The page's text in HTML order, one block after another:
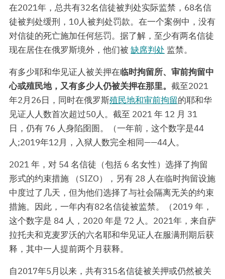
在2021年，总共有32名信徒被判处实际监禁，68名信
徒被判处缓刑，10人被判处罚款。在一个案例中，没有
对信徒的死亡施加任何惩罚。据了解，至少有两名信徒
现在居住在俄罗斯境外，他们被 缺席判处 监禁。
有多少耶和华见证人被关押在临时拘留所、审前拘留中
心或殖民地，又有多少人仍被关押在那里。 截至2021
年2月26日，同时在俄罗斯殖民地和审前拘留的耶和华
见证人人数首次超过50人。截至 2021 年 12 月 31
日，仍有 76 人身陷囹圄。（一年前，这个数字是44
人;2019年12月，入狱人数完全相同——44人。
2021 年，对 54 名信徒（包括 6 名女性）选择了拘留
形式的约束措施 （SIZO），另有 28 人在临时拘留设施
中度过了几天，但为他们选择了与社会隔离无关的约束
措施。因此，一年内有82名信徒被监禁。（2019 年，
这个数字是 84 人，2020 年是 72 人。2021年，来自萨
拉托夫和克麦罗沃的六名耶和华见证人在服满刑期后获
释，其中一人提前两个月获释。
自2017年5月以来，共有315名信徒被关押或仍然被关